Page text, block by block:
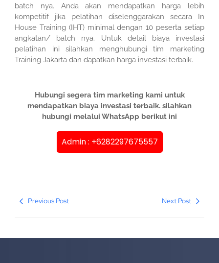
batch nya. Anda akan mendapatkan harga lebih
kompetitif jika pelatihan diselenggarakan secara In
House Training (IHT) minimal dengan 10 peserta setiap
angkatan/ batch nya. Untuk detail biaya investasi
pelatihan ini silahkan menghubungi tim marketing
Training Jakarta dan dapatkan harga investasi terbaik.
Hubungi segera tim marketing kami untuk
mendapatkan biaya investasi terbaik. silahkan
hubungi melalui WhatsApp berikut ini
Admin : +6282297675557
Previous Post Next Post